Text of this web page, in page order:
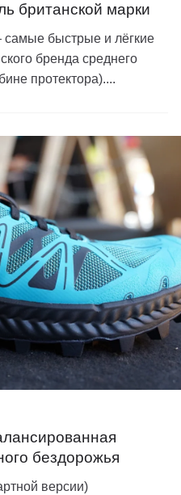
британской марки
быстрые и лёгкие
бренда среднего
протектора)....
бездорожья
версии)